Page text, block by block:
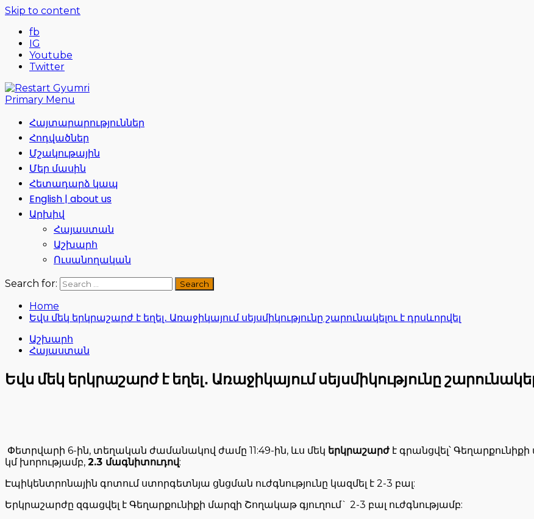
Skip to content
fb
IG
Youtube
Twitter
Primary Menu
Հայտարարություններ
Հոդվածներ
Մշակութային
Մեր մասին
Հետադարձ կապ
English | about us
Արխիվ
Հայաստան
Աշխարհ
Ուսանողական
Search for:
Home
Եվս մեկ երկրաշարժ է եղել․ Առաջիկայում սեյսմիկությունը շարունակելու է դրսևորվել
Աշխարհ
Հայաստան
Եվս մեկ երկրաշարժ է եղել․ Առաջիկայում սեյսմիկությունը
Փետրվարի 6-ին, տեղական ժամանակով ժամը 11:49-ին, ևս մեկ երկրաշարժ է գրանցվել՝
կմ խորությամբ, 2.3 մագնիտուդով:
Էպիկենտրոնային գոտում ստորգետնյա ցնցման ուժգնությունը կազմել է 2-3 բալ:
Երկրաշարժը զգացվել է Գեղարքունիքի մարզի Շողակաթ գյուղում` 2-3 բալ ուժգնությամբ: